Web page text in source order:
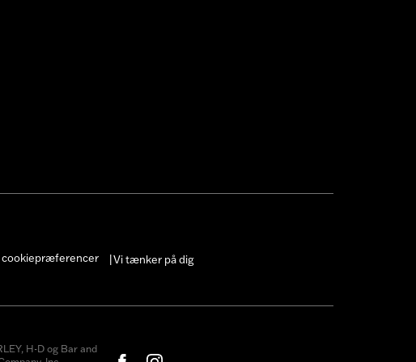
cookiepræferencer Vi tænker på dig
H-D og Bar and